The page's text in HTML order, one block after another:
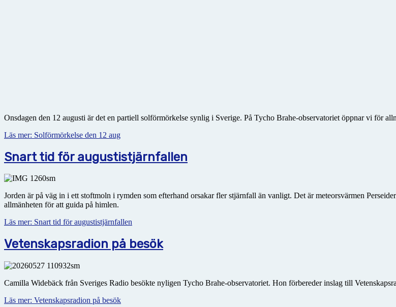
Onsdagen den 12 augusti är det en partiell solförmörkelse synlig i Sverige. På Tycho Brahe-observatoriet öppnar vi för
Läs mer: Solförmörkelse den 12 aug
Snart tid för augustistjärnfallen
Jorden är på väg in i ett stoftmoln i rymden som efterhand orsakar fler stjärnfall än vanligt. Det är meteorsvärmen
allmänheten för att guida på himlen.
Läs mer: Snart tid för augustistjärnfallen
Vetenskapsradion på besök
Camilla Widebäck från Sveriges Radio besökte nyligen Tycho Brahe-observatoriet. Hon förbereder inslag till
Läs mer: Vetenskapsradion på besök